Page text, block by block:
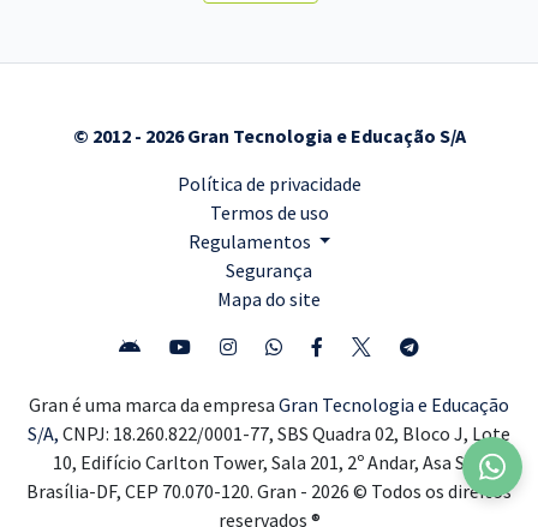
© 2012 - 2026 Gran Tecnologia e Educação S/A
Política de privacidade
Termos de uso
Regulamentos
Segurança
Mapa do site
Gran é uma marca da empresa Gran Tecnologia e Educação
S/A, CNPJ: 18.260.822/0001-77, SBS Quadra 02, Bloco J, Lote
10, Edifício Carlton Tower, Sala 201, 2º Andar, Asa Sul,
Brasília-DF, CEP 70.070-120. Gran - 2026 © Todos os direitos
reservados ®